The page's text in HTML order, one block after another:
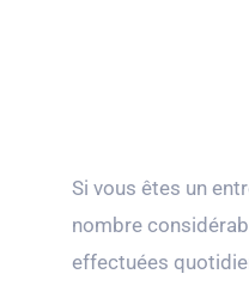
Si vous êtes un
nombre
effectuées